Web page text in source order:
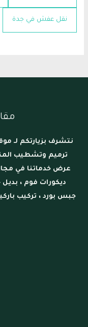
نقل عفش في جدة
نتشرف بزيارتكم لـ
ترميم وتشطيب
عرض خدماتنا في مجال
ديكورات فوم ،
جبس بورد ، تركيب